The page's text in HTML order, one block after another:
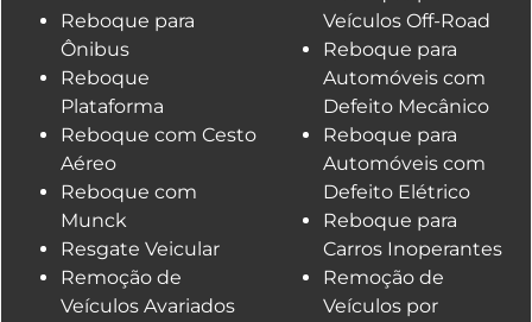
Reboque para
Ônibus
Reboque
Plataforma
Reboque com Cesto
Aéreo
Reboque com
Munck
Resgate Veicular
Remoção de
Veículos Avariados
Veículos Off-Road
Reboque para
Automóveis com
Defeito Mecânico
Reboque para
Automóveis com
Defeito Elétrico
Reboque para
Carros Inoperantes
Remoção de
Veículos por